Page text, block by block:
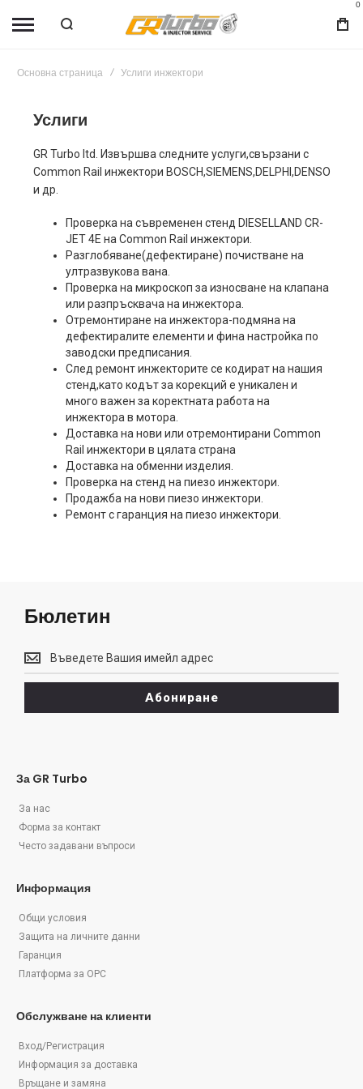
0
Основна страница Услиги инжектори
Услиги
GR Turbo ltd. Извършва следните услуги,свързани с
Common Rail инжектори BOSCH,SIEMENS,DELPHI,DENSO
и др.
Проверка на съвременен стенд DIESELLAND CR-
JET 4E на Common Rail инжектори.
Разглобяване(дефектиране) почистване на
ултразвукова вана.
Проверка на микроскоп за износване на клапана
или разпръсквача на инжектора.
Отремонтиране на инжектора-подмяна на
дефектиралите елементи и фина настройка по
заводски предписания.
След ремонт инжекторите се кодират на нашия
стенд,като кодът за корекций е уникален и
много важен за коректната работа на
инжектора в мотора.
Доставка на нови или отремонтирани Common
Rail инжектори в цялата страна
Доставка на обменни изделия.
Проверка на стенд на пиезо инжектори.
Продажба на нови пиезо инжектори.
Ремонт с гаранция на пиезо инжектори.
Бюлетин
Бюлетин
Абониране
За GR Turbo
За нас
Форма за контакт
Често задавани въпроси
Информация
Общи условия
Защита на личните данни
Гаранция
Платформа за ОРС
Обслужване на клиенти
Вход/Регистрация
Информация за доставка
Връщане и замяна